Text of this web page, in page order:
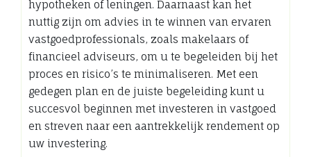
hypotheken of leningen. Daarnaast kan het
nuttig zijn om advies in te winnen van ervaren
vastgoedprofessionals, zoals makelaars of
financieel adviseurs, om u te begeleiden bij het
proces en risico’s te minimaliseren. Met een
gedegen plan en de juiste begeleiding kunt u
succesvol beginnen met investeren in vastgoed
en streven naar een aantrekkelijk rendement op
uw investering.